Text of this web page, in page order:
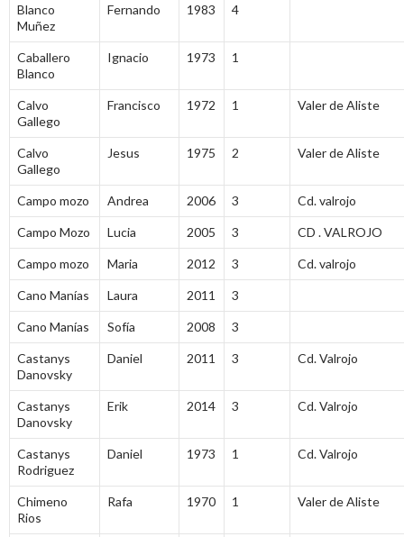
Blanco
Muñez
Fernando 1983 4
Caballero
Blanco
Ignacio 1973 1
Calvo
Gallego
Francisco 1972 1 Valer de Aliste
Calvo
Gallego
Jesus 1975 2 Valer de Aliste
Campo mozo Andrea 2006 3 Cd. valrojo
Campo Mozo Lucia 2005 3 CD . VALROJO
Campo mozo Maria 2012 3 Cd. valrojo
Cano Manías Laura 2011 3
Cano Manías Sofía 2008 3
Castanys
Danovsky
Daniel 2011 3 Cd. Valrojo
Castanys
Danovsky
Erik 2014 3 Cd. Valrojo
Castanys
Rodriguez
Daniel 1973 1 Cd. Valrojo
Chimeno
Rios
Rafa 1970 1 Valer de Aliste